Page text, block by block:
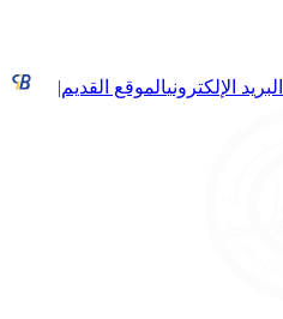
البريد الإلكترونيالموقع القديم|